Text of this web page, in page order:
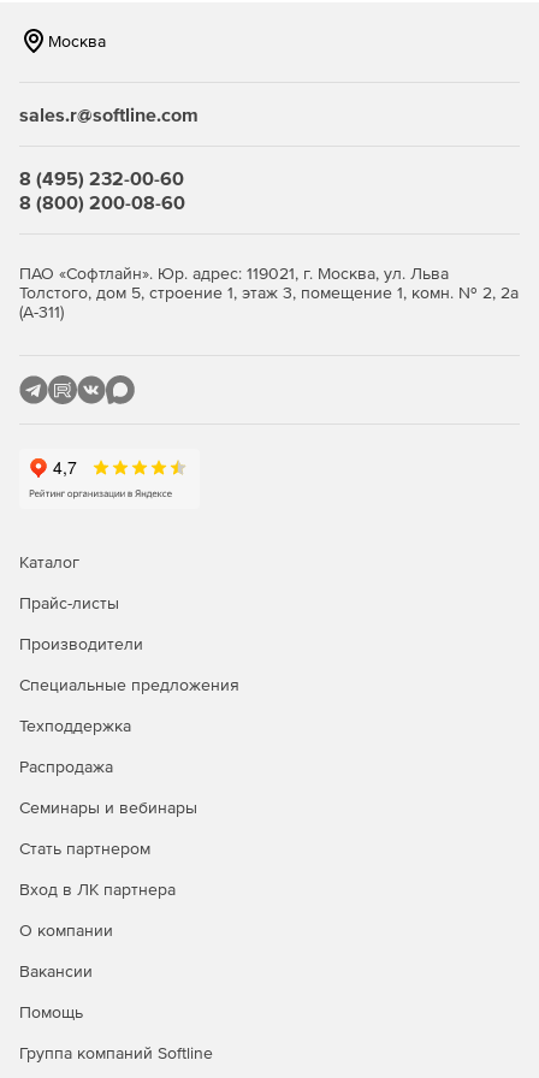
Москва
sales.r@softline.com
8 (495) 232-00-60
8 (800) 200-08-60
ПАО «Софтлайн». Юр. адрес: 119021, г. Москва, ул. Льва
Толстого, дом 5, строение 1, этаж 3, помещение 1, комн. № 2, 2а
(А-311)
Каталог
Прайс-листы
Производители
Специальные предложения
Техподдержка
Распродажа
Семинары и вебинары
Стать партнером
Вход в ЛК партнера
О компании
Вакансии
Помощь
Группа компаний Softline